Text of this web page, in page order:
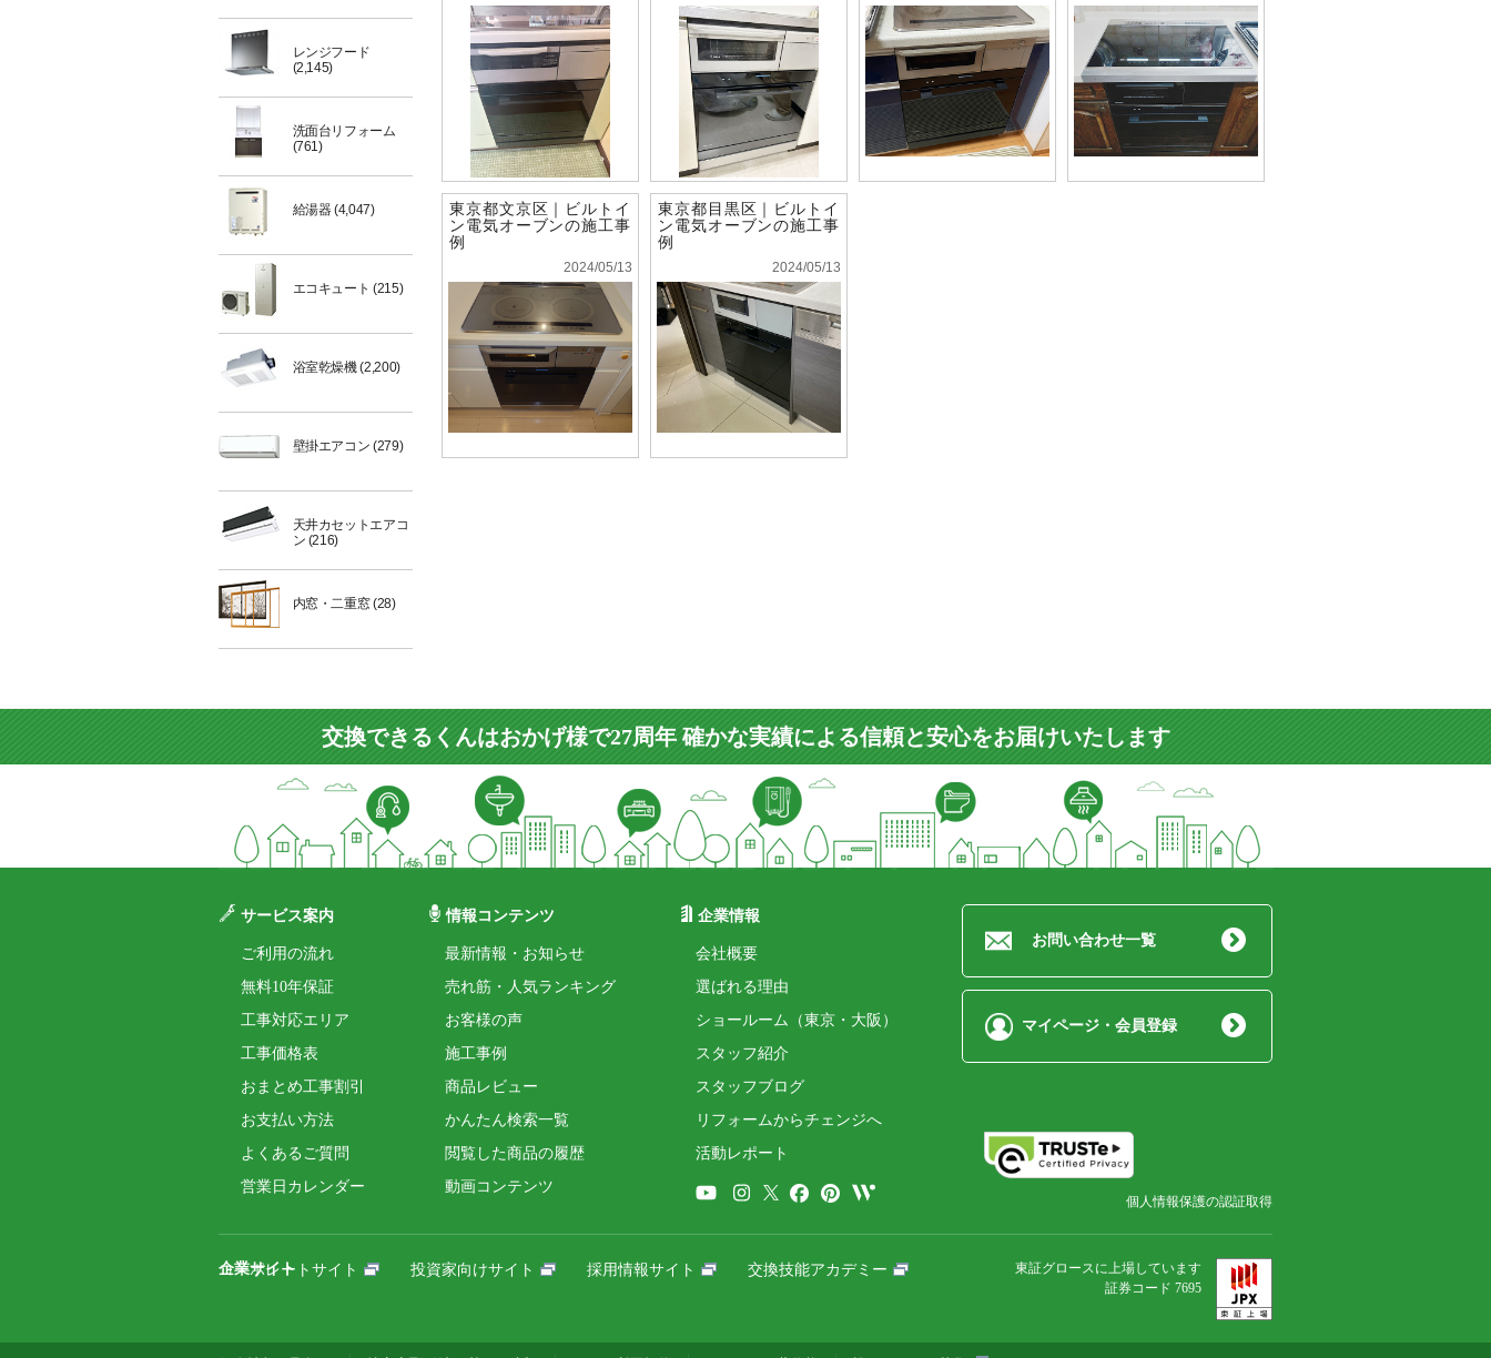
レンジフード
(2,145)
洗面台リフォーム
(761)
給湯器(4,047)
エコキュート (215)
浴室乾燥機(2,200)
壁掛エアコン (279)
天井カセットエアコ
ン (216)
内窓・二重窓(28)
東京都文京区｜ビルトイ
ン電気オーブンの施工事
例
2024/05/13
東京都目黒区｜ビルトイ
ン電気オーブンの施工事
例
2024/05/13
交換できるくんはおかげ様で27周年 確かな実績による信頼と安心をお届けいたします
サービス案内
ご利用の流れ
無料10年保証
工事対応エリア
工事価格表
おまとめ工事割引
お支払い方法
よくあるご質問
営業日カレンダー
情報コンテンツ
最新情報・お知らせ
売れ筋・人気ランキング
お客様の声
施工事例
商品レビュー
かんたん検索一覧
閲覧した商品の履歴
動画コンテンツ
企業情報
会社概要
選ばれる理由
ショールーム（東京・大阪）
スタッフ紹介
スタッフブログ
リフォームからチェンジへ
活動レポート
お問い合わせ一覧
マイページ・会員登録
個人情報保護の認証取得
企業サイト
コーポレートサイト 投資家向けサイト 採用情報サイト 交換技能アカデミー
東証グロースに上場しています
証券コード 7695